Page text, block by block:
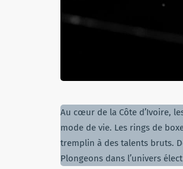
Au cœur de la Côte d’Ivoire,
mode de vie. Les rings de
tremplin à des talents bruts.
Plongeons dans l’univers